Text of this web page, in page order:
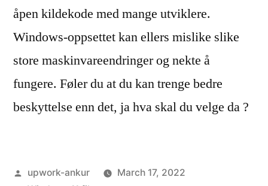
åpen kildekode med mange utviklere.
Windows-oppsettet kan ellers mislike slike
store maskinvareendringer og nekte å
fungere. Føler du at du kan trenge bedre
beskyttelse enn det, ja hva skal du velge da ?
Posted
upwork-ankur
March 17, 2022